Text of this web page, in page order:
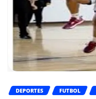
DEPORTES FUTBOL